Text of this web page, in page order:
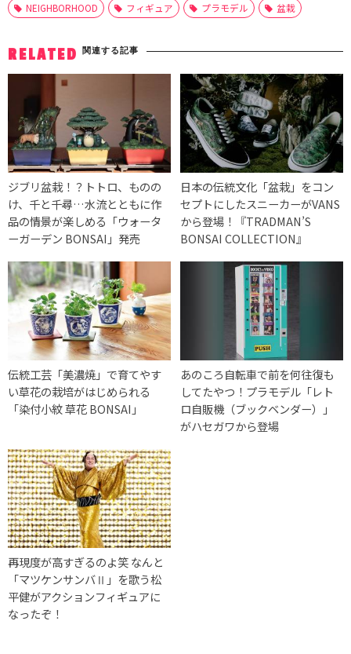
NEIGHBORHOOD フィギュア プラモデル 盆栽
RELATED 関連する記事
ジブリ盆栽！？トトロ、ものの
け、千と千尋…水流とともに作
品の情景が楽しめる「ウォータ
ーガーデン BONSAI」発売
日本の伝統文化「盆栽」をコン
セプトにしたスニーカーがVANS
から登場！『TRADMAN’S
BONSAI COLLECTION』
伝統工芸「美濃焼」で育てやす
い草花の栽培がはじめられる
「染付小紋 草花 BONSAI」
あのころ自転車で前を何往復も
してたやつ！プラモデル「レト
ロ自販機（ブックベンダー）」
がハセガワから登場
再現度が高すぎるのよ笑 なんと
「マツケンサンバⅡ」を歌う松
平健がアクションフィギュアに
なったぞ！